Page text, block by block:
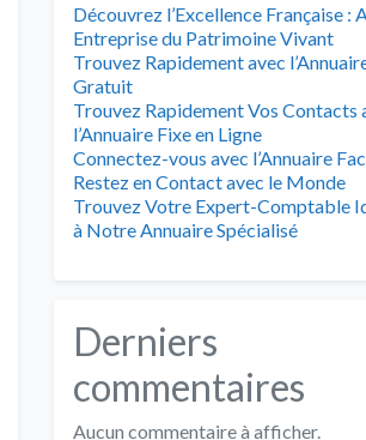
Découvrez l’Excellence Française :
Entreprise du Patrimoine Vivant
Trouvez Rapidement avec
Gratuit
Trouvez Rapidement Vos Contacts
l’Annuaire Fixe en Ligne
Connectez-vous avec l’Annuaire
Restez en Contact avec le Monde
Trouvez Votre Expert-Comptable
à Notre Annuaire Spécialisé
Derniers
commentaires
Aucun commentaire à afficher.